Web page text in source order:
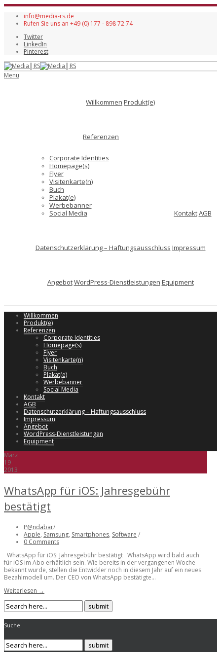
info@media-rs.de
Rufen Sie uns an +49 (0) 177 - 898 72 74
Twitter
LinkedIn
Pinterest
Menu
Willkommen Produkt(e)
Referenzen
Corporate Identities
Homepage(s)
Flyer
Visitenkarte(n)
Buch
Plakat(e)
Werbebanner
Social Media
KontaktAGB
Datenschutzerklärung – Haftungsausschluss Impressum
AngebotWordPress-Dienstleistungen Equipment
Willkommen
Produkt(e)
Referenzen
Corporate Identities
Homepage(s)
Flyer
Visitenkarte(n)
Buch
Plakat(e)
Werbebanner
Social Media
Kontakt
AGB
Datenschutzerklärung – Haftungsausschluss
Impressum
Angebot
WordPress-Dienstleistungen
Equipment
März
19
2013
WhatsApp für iOS: Jahresgebühr
bestätigt
P@ndabär/
Apple, Samsung, Smartphones, Software /
0 Comments
WhatsApp für iOS: Jahresgebühr bestätigt WhatsApp wird bald auch
für iOS im Abo erhältlich sein. Wie bereits in der vergangenen Woche
bekannt wurde, stellen die Entwickler noch in diesem Jahr auf ein neues
Bezahlmodell um. Der CEO von WhatsApp bestätigte...
Weiterlesen →
Suche